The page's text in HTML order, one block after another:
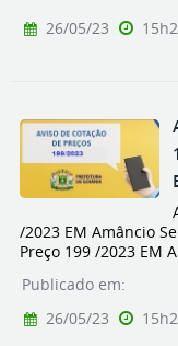
26/05/23
/2023 EM Amâncio
Preço 199 /2023 EM
Publicado em:
26/05/23